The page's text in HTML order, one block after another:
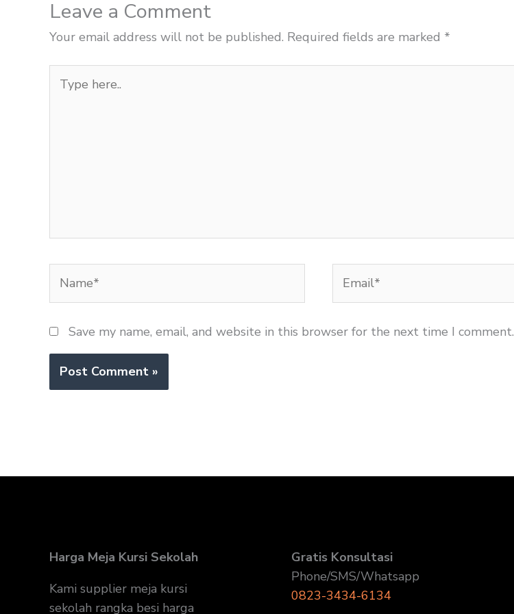
Leave a Comment
Your email address will not be published. Required fields are marked *
here..
Save my name, email, and website in this browser for the next time I comment.
Harga Meja Kursi Sekolah
Kami supplier meja kursi
sekolah rangka besi harga
Gratis Konsultasi
Phone/SMS/Whatsapp
0823-3434-6134